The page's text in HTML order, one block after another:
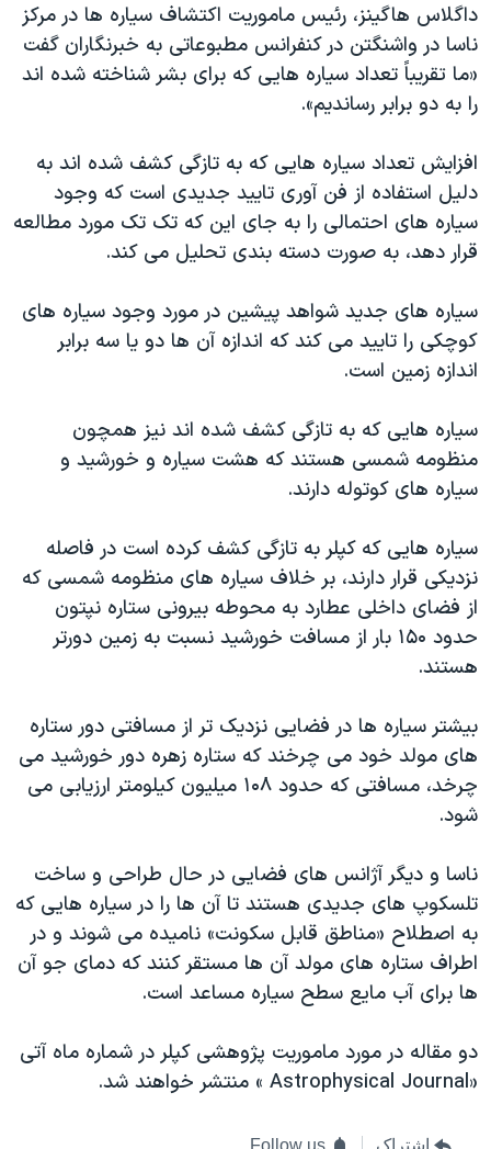
داگلاس هاگینز، رئیس ماموریت اکتشاف سیاره ها در مرکز
ناسا در واشنگتن در کنفرانس مطبوعاتی به خبرنگاران گفت
«ما تقریباً تعداد سیاره هایی که برای بشر شناخته شده اند
را به دو برابر رساندیم».
افزایش تعداد سیاره هایی که به تازگی کشف شده اند به
دلیل استفاده از فن آوری تایید جدیدی است که وجود
سیاره های احتمالی را به جای این که تک تک مورد مطالعه
قرار دهد، به صورت دسته بندی تحلیل می کند.
سیاره های جدید شواهد پیشین در مورد وجود سیاره های
کوچکی را تایید می کند که اندازه آن ها دو یا سه برابر
اندازه زمین است.
سیاره هایی که به تازگی کشف شده اند نیز همچون
منظومه شمسی هستند که هشت سیاره و خورشید و
سیاره های کوتوله دارند.
سیاره هایی که کپلر به تازگی کشف کرده است در فاصله
نزدیکی قرار دارند، بر خلاف سیاره های منظومه شمسی که
از فضای داخلی عطارد به محوطه بیرونی ستاره نپتون
حدود ۱۵۰ بار از مسافت خورشید نسبت به زمین دورتر
هستند.
بیشتر سیاره ها در فضایی نزدیک تر از مسافتی دور ستاره
های مولد خود می چرخند که ستاره زهره دور خورشید می
چرخد، مسافتی که حدود ۱۰۸ میلیون کیلومتر ارزیابی می
شود.
ناسا و دیگر آژانس های فضایی در حال طراحی و ساخت
تلسکوپ های جدیدی هستند تا آن ها را در سیاره هایی که
به اصطلاح «مناطق قابل سکونت» نامیده می شوند و در
اطراف ستاره های مولد آن ها مستقر کنند که دمای جو آن
ها برای آب مایع سطح سیاره مساعد است.
دو مقاله در مورد ماموریت پژوهشی کپلر در شماره ماه آتی
«Astrophysical Journal » منتشر خواهند شد.